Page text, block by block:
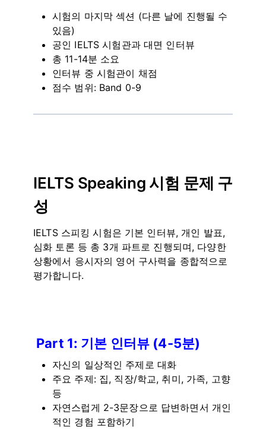
시험의 마지막 섹션 (다른 날에 진행될 수
있음)
공인 IELTS 시험관과 대면 인터뷰
총 11-14분 소요
인터뷰 중 시험관이 채점
점수 범위: Band 0-9
IELTS Speaking 시험 문제 구
성
IELTS 스피킹 시험은 기본 인터뷰, 개인 발표,
심화 토론 등 총 3개 파트로 진행되며, 다양한
상황에서 응시자의 영어 구사력을 종합적으로
평가합니다.
Part 1: 기본 인터뷰 (4-5분)
자신의 일상적인 주제로 대화
주요 주제: 집, 직장/학교, 취미, 가족, 고향
등
자연스럽게 2-3문장으로 답변하면서 개인
적인 경험 포함하기